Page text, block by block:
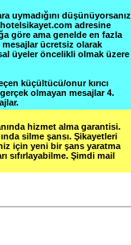
uymadığını düşünüyorsanız
adresine
göre ama genelde en fazla
mesajlar ücretsiz olarak
üyeler öncelikli olmak üzere
küçültücü/onur kırıcı
olmayan mesajlar 4.
hizmet alma garantisi.
silme şansı. Şikayetleri
için yeni bir şans yaratma
sıfırlayabilme. Şimdi mail